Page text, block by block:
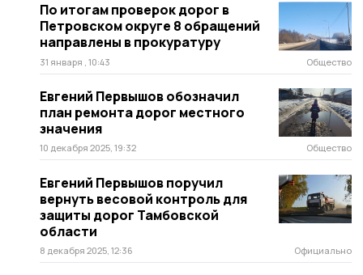
По итогам проверок дорог в
Петровском округе 8 обращений
направлены в прокуратуру
31 января , 10:43 Общество
Евгений Первышов обозначил
план ремонта дорог местного
значения
10 декабря 2025, 19:32 Общество
Евгений Первышов поручил
вернуть весовой контроль для
защиты дорог Тамбовской
области
8 декабря 2025, 12:36 Официально